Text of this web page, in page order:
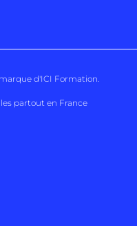
d'ICI Formation.
partout en France